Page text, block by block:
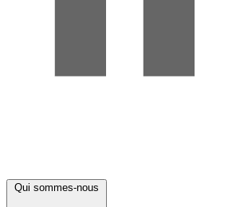
Qui sommes-nous